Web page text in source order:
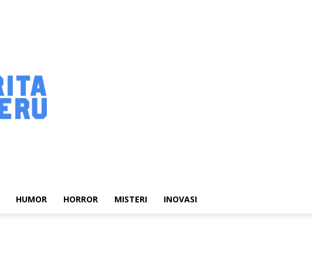
HUMOR HORROR MISTERI INOVASI